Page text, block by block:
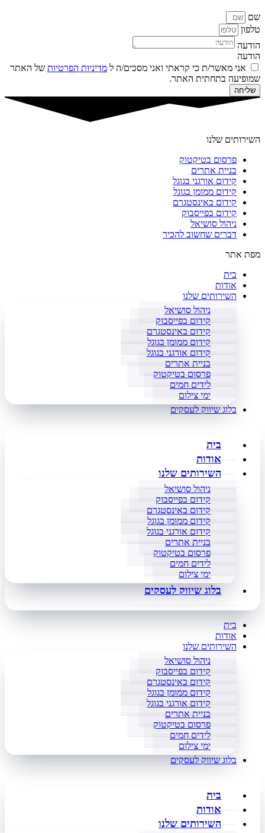
שם
טלפון
הודעה
הודעה
אני מאשר/ת כי קראתי ואני מסכים/ה ל מדיניות הפרטיות של האתר
שמופיעה בתחתית האתר.
שליחה
השירותים שלנו
פרסום בטיקטוק
בניית אתרים
קידום אורגני בגוגל
קידום ממומן בגוגל
קידום באינסטגרם
קידום בפייסבוק
ניהול סושיאל
דברים שחשוב להכיר
מפת אתר
בית
אודות
השירותים שלנו
ניהול סושיאל
קידום בפייסבוק
קידום באינסטגרם
קידום ממומן בגוגל
קידום אורגני בגוגל
בניית אתרים
פרסום בטיקטוק
לידים חמים
ימי צילום
בלוג שיווק לעסקים
בית
אודות
השירותים שלנו
ניהול סושיאל
קידום בפייסבוק
קידום באינסטגרם
קידום ממומן בגוגל
קידום אורגני בגוגל
בניית אתרים
פרסום בטיקטוק
לידים חמים
ימי צילום
בלוג שיווק לעסקים
בית
אודות
השירותים שלנו
ניהול סושיאל
קידום בפייסבוק
קידום באינסטגרם
קידום ממומן בגוגל
קידום אורגני בגוגל
בניית אתרים
פרסום בטיקטוק
לידים חמים
ימי צילום
בלוג שיווק לעסקים
בית
אודות
השירותים שלנו